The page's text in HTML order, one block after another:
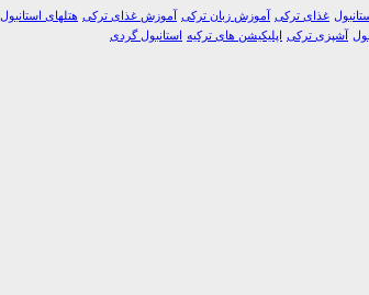
غذای ترکی آموزش زبان ترکی آموزش غذای ترکی هتلهای استانبول
آشپزی ترکی اپلیکیشن های ترکیه استانبول گردی